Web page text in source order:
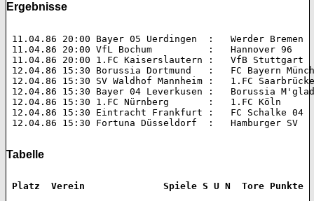
Ergebnisse
11.04.86 20:00 Bayer 05 Uerdingen  :   Werder Bremen 		1:0 (0:0)
11.04.86 20:00 VfL Bochum          :   Hannover 96 		3:2 (0:1)
11.04.86 20:00 1.FC Kaiserslautern :   VfB Stuttgart 		2:2 (0:1)
12.04.86 15:30 Borussia Dortmund   :   FC Bayern München 	0:3
12.04.86 15:30 SV Waldhof Mannheim :   1.FC Saarbrücken 	1:0
12.04.86 15:30 Bayer 04 Leverkusen :   Borussia M'gladbach
12.04.86 15:30 1.FC Nürnberg       :   1.FC Köln 		3:0 (1:0)
12.04.86 15:30 Eintracht Frankfurt :   FC Schalke 04 		3:0 (2:0)
12.04.86 15:30 Fortuna Düsseldorf  :   Hamburger SV 		3:1 (2:0)
Tabelle
Platz  Verein 		    Spiele S U N  Tore Punkte